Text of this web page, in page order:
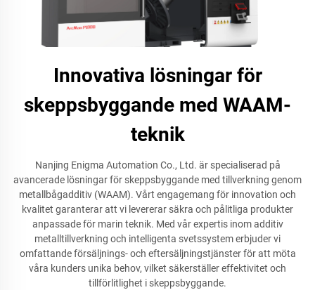
Innovativa lösningar för
skeppsbyggande med WAAM-
teknik
Nanjing Enigma Automation Co., Ltd. är specialiserad på
avancerade lösningar för skeppsbyggande med tillverkning genom
metallbågadditiv (WAAM). Vårt engagemang för innovation och
kvalitet garanterar att vi levererar säkra och pålitliga produkter
anpassade för marin teknik. Med vår expertis inom additiv
metalltillverkning och intelligenta svetssystem erbjuder vi
omfattande försäljnings- och eftersäljningstjänster för att möta
våra kunders unika behov, vilket säkerställer effektivitet och
tillförlitlighet i skeppsbyggande.